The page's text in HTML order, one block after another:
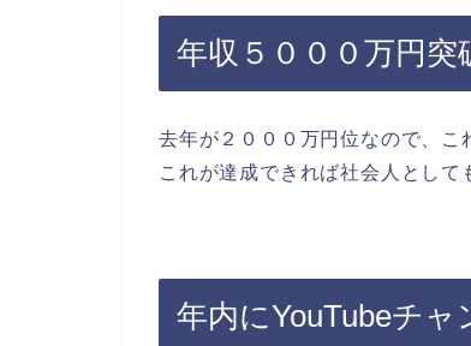
年収５０００万円突
去年が２０００万円位なので、こ
これが達成できれば社会人として
年内にYouTubeチャ